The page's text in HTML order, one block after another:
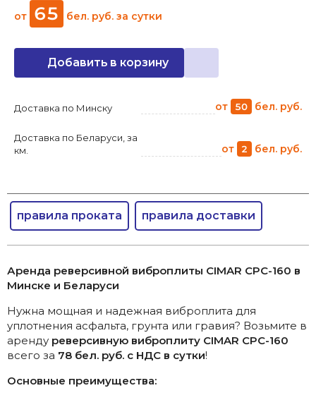
от 65 бел. руб. за сутки
Добавить в корзину
Доставка по Минску от 50 бел. руб.
Доставка по Беларуси, за
км.
от 2 бел. руб.
правила проката правила доставки
Аренда реверсивной виброплиты CIMAR CPC-160 в
Минске и Беларуси
Нужна мощная и надежная виброплита для
уплотнения асфальта, грунта или гравия? Возьмите в
аренду реверсивную виброплиту CIMAR CPC-160
всего за 78 бел. руб. с НДС в сутки!
Основные преимущества: